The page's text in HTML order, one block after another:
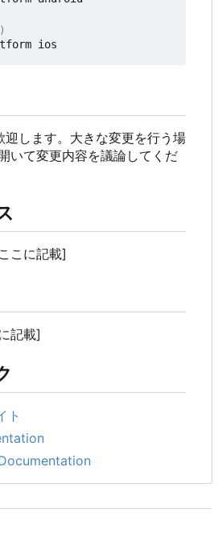
）
迎します。大きな変更を行う場
いて変更内容を議論してくだ
こに記載]
記載]
ト